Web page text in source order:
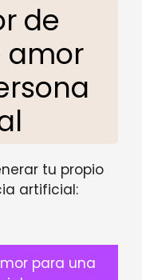
de
amor
tu propio
artificial:
para una